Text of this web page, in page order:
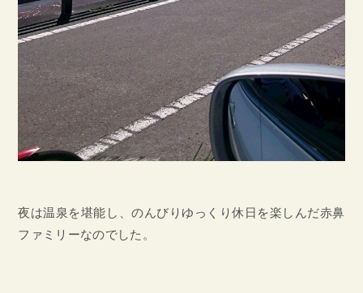
夜は温泉を堪能し、のんびりゆっくり休日を楽しんだ赤鼻
ファミリーなのでした。